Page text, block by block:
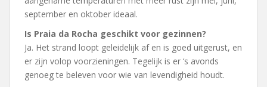
september en oktober ideaal.
Is Praia da Rocha geschikt voor gezinnen?
Ja. Het strand loopt geleidelijk af en is goed uitgerust, en
er zijn volop voorzieningen. Tegelijk is er ‘s avonds
genoeg te beleven voor wie van levendigheid houdt.